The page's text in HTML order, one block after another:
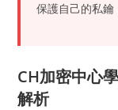
保護自己的私鑰
CH加密中心
解析